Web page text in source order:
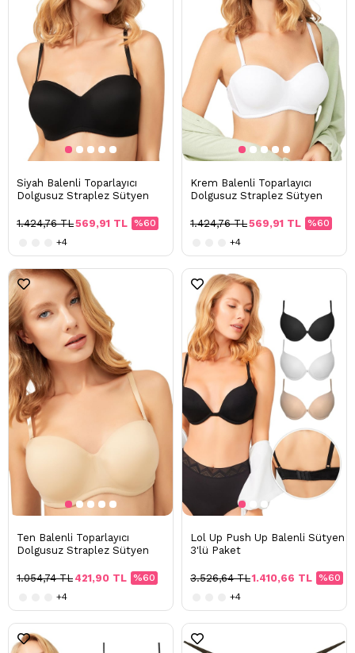
Siyah Balenli Toparlayıcı
Dolgusuz Straplez Sütyen
%60
569,91 TL
1.424,76 TL
+4
Krem Balenli Toparlayıcı
Dolgusuz Straplez Sütyen
%60
569,91 TL
1.424,76 TL
+4
Ten Balenli Toparlayıcı
Dolgusuz Straplez Sütyen
%60
421,90 TL
1.054,74 TL
+4
Lol Up Push Up Balenli Sütyen
3'lü Paket
%60
1.410,66 TL
3.526,64 TL
+4